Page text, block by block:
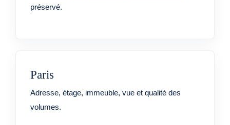
préservé.
Paris
Adresse, étage, immeuble, vue et qualité des
volumes.